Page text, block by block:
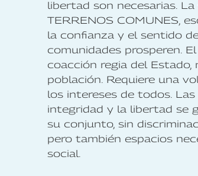
libertad son necesarias.
TERRENOS COMUNES,
la confianza y el sentido
comunidades prosperen.
coacción regia del
población. Requiere una
los intereses de todos.
integridad y la libertad se
su conjunto, sin
pero también espacios
social.